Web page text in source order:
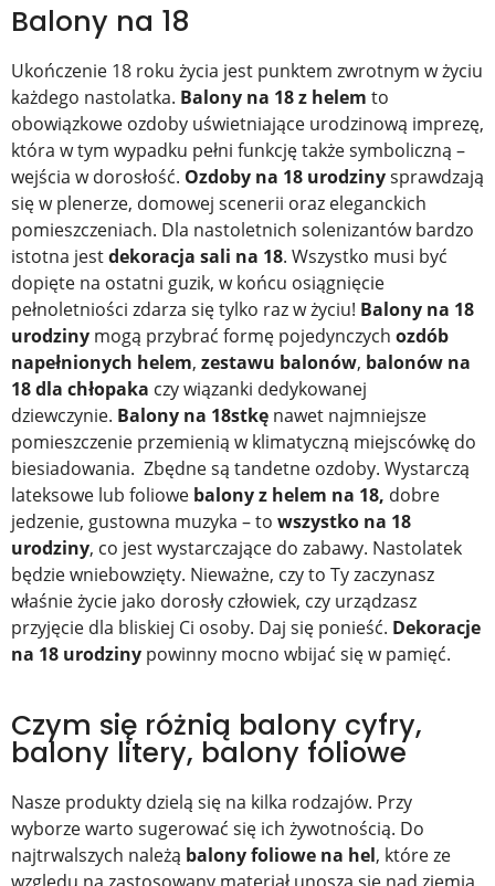
Balony na 18
Ukończenie 18 roku życia jest punktem zwrotnym w życiu
każdego nastolatka. Balony na 18 z helem to
obowiązkowe ozdoby uświetniające urodzinową imprezę,
która w tym wypadku pełni funkcję także symboliczną –
wejścia w dorosłość. Ozdoby na 18 urodzinysprawdzają
się w plenerze, domowej scenerii oraz eleganckich
pomieszczeniach. Dla nastoletnich solenizantów bardzo
istotna jestdekoracja sali na 18. Wszystko musi być
dopięte na ostatni guzik, w końcu osiągnięcie
pełnoletniości zdarza się tylko raz w życiu! Balony na 18
urodziny mogą przybrać formę pojedynczych ozdób
napełnionych helem, zestawu balonów, balonów na
18 dla chłopaka czy wiązanki dedykowanej
dziewczynie. Balony na 18stkę nawet najmniejsze
pomieszczenie przemienią w klimatyczną miejscówkę do
biesiadowania. Zbędne są tandetne ozdoby. Wystarczą
lateksowe lub foliowe balony z helem na 18, dobre
jedzenie, gustowna muzyka – to wszystko na 18
urodziny, co jest wystarczające do zabawy. Nastolatek
będzie wniebowzięty. Nieważne, czy to Ty zaczynasz
właśnie życie jako dorosły człowiek, czy urządzasz
przyjęcie dla bliskiej Ci osoby. Daj się ponieść. Dekoracje
na 18 urodziny powinny mocno wbijać się w pamięć.
Czym się różnią balony cyfry,
balony litery, balony foliowe
Nasze produkty dzielą się na kilka rodzajów. Przy
wyborze warto sugerować się ich żywotnością. Do
najtrwalszych należą balony foliowe na hel, które ze